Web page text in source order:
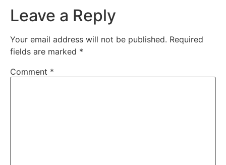
Leave a Reply
Your email address will not be published. Required
fields are marked *
Comment *